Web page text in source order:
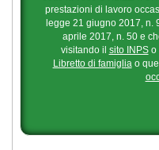
prestazioni di lavoro
legge 21 giugno 2017, n.
aprile 2017, n. 50 e
visitando il sito INPSo
Libretto di famigliao